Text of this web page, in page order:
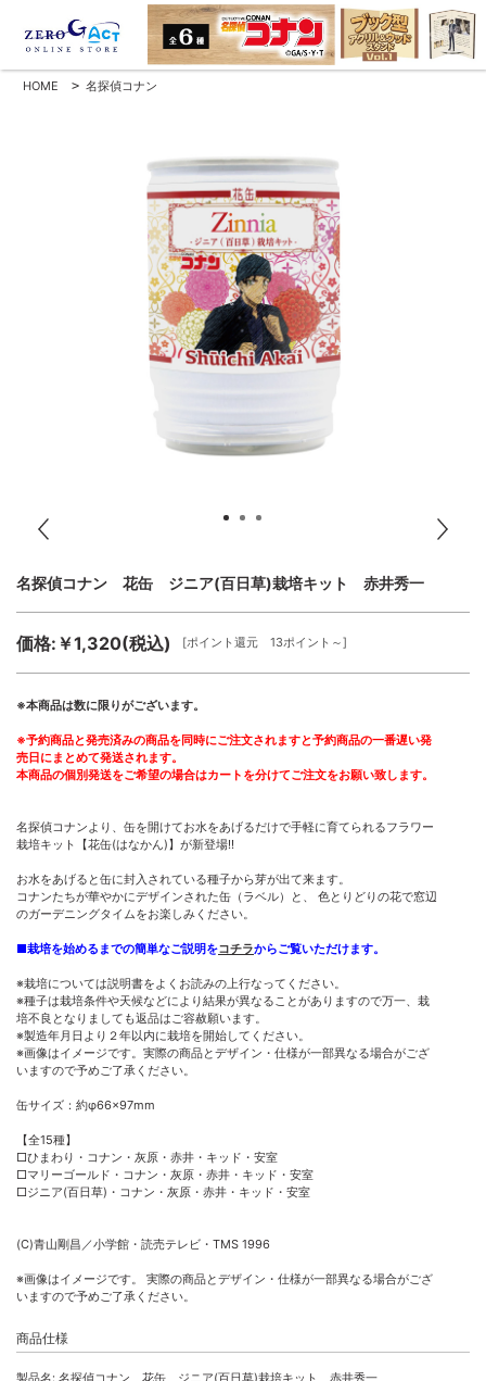
HOME > 名探偵コナン
名探偵コナン 花缶 ジニア(百日草)栽培キット 赤井秀一
価格:￥1,320(税込) [ポイント還元 13ポイント～]
※本商品は数に限りがございます。
※予約商品と発売済みの商品を同時にご注文されますと予約商品の一番遅い発
売日にまとめて発送されます。
本商品の個別発送をご希望の場合はカートを分けてご注文をお願い致します。
名探偵コナンより、缶を開けてお水をあげるだけで手軽に育てられるフラワー
栽培キット【花缶(はなかん)】が新登場!!
お水をあげると缶に封入されている種子から芽が出て来ます。
コナンたちが華やかにデザインされた缶（ラベル）と、 色とりどりの花で窓辺
のガーデニングタイムをお楽しみください。
■栽培を始めるまでの簡単なご説明をコチラからご覧いただけます。
※栽培については説明書をよくお読みの上行なってください。
※種子は栽培条件や天候などにより結果が異なることがありますので万一、栽
培不良となりましても返品はご容赦願います。
※製造年月日より２年以内に栽培を開始してください。
※画像はイメージです。実際の商品とデザイン・仕様が一部異なる場合がござ
いますので予めご了承ください。
缶サイズ：約φ66×97mm
【全15種】
□ひまわり・コナン・灰原・赤井・キッド・安室
□マリーゴールド・コナン・灰原・赤井・キッド・安室
□ジニア(百日草)・コナン・灰原・赤井・キッド・安室
(C)青山剛昌／小学館・読売テレビ・TMS 1996
※画像はイメージです。 実際の商品とデザイン・仕様が一部異なる場合がござ
いますので予めご了承ください。
商品仕様
製品名: 名探偵コナン 花缶 ジニア(百日草)栽培キット 赤井秀一